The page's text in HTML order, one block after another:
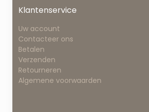
Klantenservice
Uw account
Contacteer ons
Betalen
Verzenden
Retourneren
Algemene voorwaarden